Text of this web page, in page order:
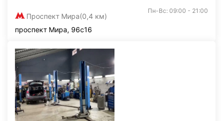
Проспект Мира(0,4 км)
Пн-Вс: 09:00 - 21:00
проспект Мира, 96с16